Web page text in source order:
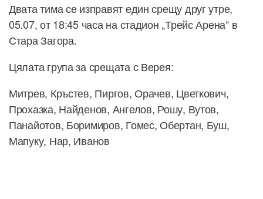
Двата тима се изправят един срещу друг утре,
05.07, от 18:45 часа на стадион „Трейс Арена“ в
Стара Загора.
Цялата група за срещата с Верея:
Митрев, Кръстев, Пиргов, Орачев, Цветкович,
Прохазка, Найденов, Ангелов, Рошу, Вутов,
Панайотов, Боримиров, Гомес, Обертан, Буш,
Мапуку, Нар, Иванов